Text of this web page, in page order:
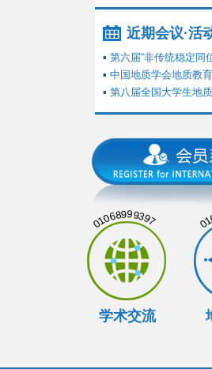
近期会议·活
▪ 第六届“非传统稳定同
▪ 中国地质学会地质教
▪ 第八届全国大学生地
01068999397
学术交流